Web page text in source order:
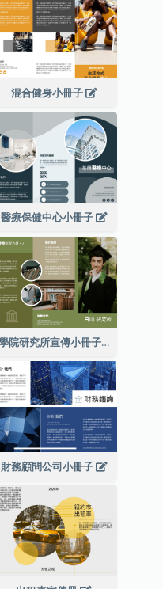
混合健身小冊子
醫療保健中心小冊子
學院研究所宣傳小冊子
財務顧問公司小冊子